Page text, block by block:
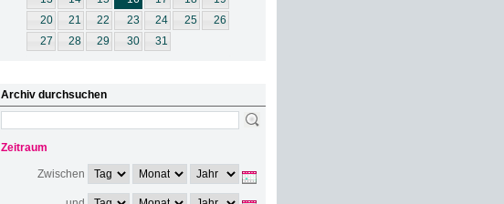
20
21 22 23 24 25
26
27
28 29 30 31
Archiv durchsuchen
Zeitraum
Zwischen